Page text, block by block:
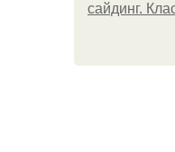
сайдинг.